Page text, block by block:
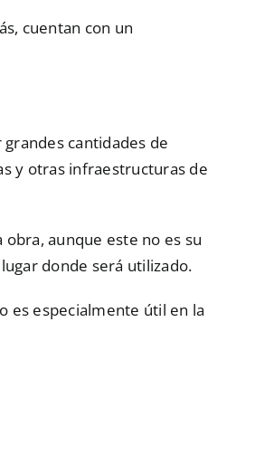
cuentan con un
cantidades de
y otras infraestructuras de
aunque este no es su
donde será utilizado.
es especialmente útil en la